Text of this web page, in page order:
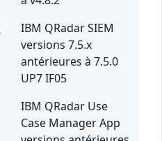
IBM QRadar SIEM
versions 7.5.x
antérieures à 7.5.0
UP7 IF05
IBM QRadar Use
Case Manager App